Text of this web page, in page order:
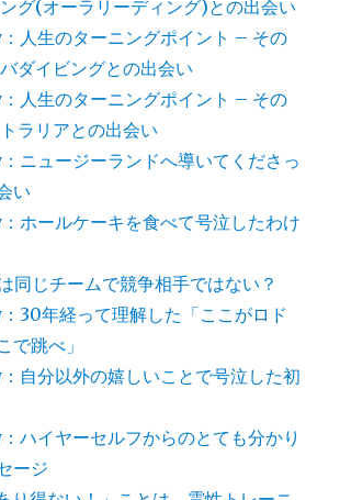
グ(オーラリーディング)との出会い
人生のターニングポイント – その
ダイビングとの出会い
人生のターニングポイント – その
ラリアとの出会い
ニュージーランドへ導いてくださっ
い
ホールケーキを食べて号泣したわけ
同じチームで競争相手ではない？
30年経って理解した「ここがロド
で跳べ」
自分以外の嬉しいことで号泣した初
ハイヤーセルフからのとても分かり
ージ